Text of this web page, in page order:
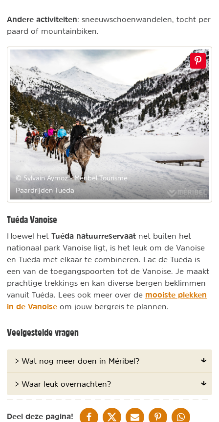
Andere activiteiten: sneeuwschoenwandelen, tocht per
paard of mountainbiken.
© Sylvain Aymoz - Méribel Tourisme
Paardrijden Tueda
Tuéda Vanoise
Hoewel het Tuéda natuurreservaat net buiten het
nationaal park Vanoise ligt, is het leuk om de Vanoise
en Tuéda met elkaar te combineren. Lac de Tuéda is
een van de toegangspoorten tot de Vanoise. Je maakt
prachtige trekkings en kan diverse bergen beklimmen
vanuit Tuéda. Lees ook meer over de mooiste plekken
in de Vanoise om jouw bergreis te plannen.
Veelgestelde vragen
> Wat nog meer doen in Méribel?
> Waar leuk overnachten?
Deel deze pagina! DELEN OP FACEBOOK
DELEN OP XDELEN VIA DE MAIL
DELEN OP PINTEREST
DELEN OP